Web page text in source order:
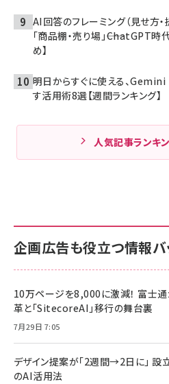
AI回答のフレーミング（見せ方
「商品棚・売り場」――ChatGPT
め】
明日からすぐに使える、
す活用術8選【週間ランキング】
人気記事ランキ
企画広告も役立つ情報バ
10万ページを8,000に激減！ 富士
革と「SitecoreAI」移行の舞台裏
7月29日 7:05
デザイン提案が「2週間→2日に」
のAI活用法